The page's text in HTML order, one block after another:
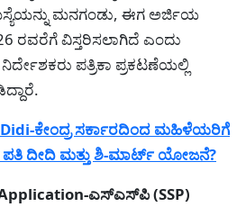
ಮನಗಂಡು, ಈಗ ಅರ್ಜಿಯ
ರವರೆಗೆ ವಿಸ್ತರಿಸಲಾಗಿದೆ ಎಂದು
ಪತ್ರಿಕಾ ಪ್ರಕಟಣೆಯಲ್ಲಿ
ಕೇಂದ್ರ ಸರ್ಕಾರದಿಂದ ಮಹಿಳೆಯರಿಗೆ
ದೀದಿ ಮತ್ತು ಶಿ-ಮಾರ್ಟ್ ಯೋಜನೆ?
ಎಸ್‌ಎಸ್‌ಪಿ (SSP)